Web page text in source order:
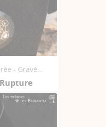
- Gravé...
Rupture